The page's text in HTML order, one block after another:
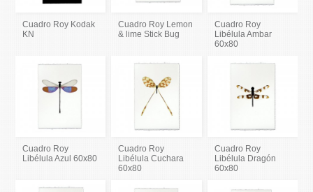
Cuadro Roy Kodak
KN
Cuadro Roy Lemon
& lime Stick Bug
Cuadro Roy
Libélula Ambar
60x80
Cuadro Roy
Libélula Azul 60x80
Cuadro Roy
Libélula Cuchara
60x80
Cuadro Roy
Libélula Dragón
60x80